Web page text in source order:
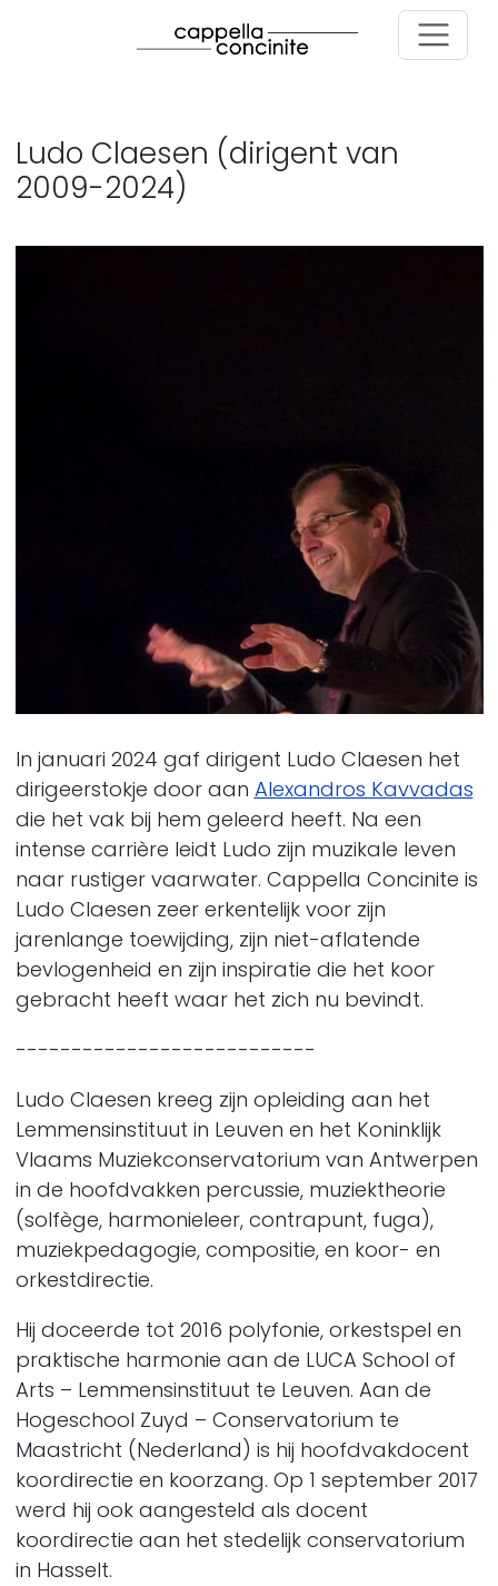
Ludo Claesen (dirigent van
2009-2024)
In januari 2024 gaf dirigent Ludo Claesen het
dirigeerstokje door aan Alexandros Kavvadas
die het vak bij hem geleerd heeft. Na een
intense carrière leidt Ludo zijn muzikale leven
naar rustiger vaarwater. Cappella Concinite is
Ludo Claesen zeer erkentelijk voor zijn
jarenlange toewijding, zijn niet-aflatende
bevlogenheid en zijn inspiratie die het koor
gebracht heeft waar het zich nu bevindt.
---------------------------
Ludo Claesen kreeg zijn opleiding aan het
Lemmensinstituut in Leuven en het Koninklijk
Vlaams Muziekconservatorium van Antwerpen
in de hoofdvakken percussie, muziektheorie
(solfège, harmonieleer, contrapunt, fuga),
muziekpedagogie, compositie, en koor- en
orkestdirectie.
Hij doceerde tot 2016 polyfonie, orkestspel en
praktische harmonie aan de LUCA School of
Arts – Lemmensinstituut te Leuven. Aan de
Hogeschool Zuyd – Conservatorium te
Maastricht (Nederland) is hij hoofdvakdocent
koordirectie en koorzang. Op 1 september 2017
werd hij ook aangesteld als docent
koordirectie aan het stedelijk conservatorium
in Hasselt.